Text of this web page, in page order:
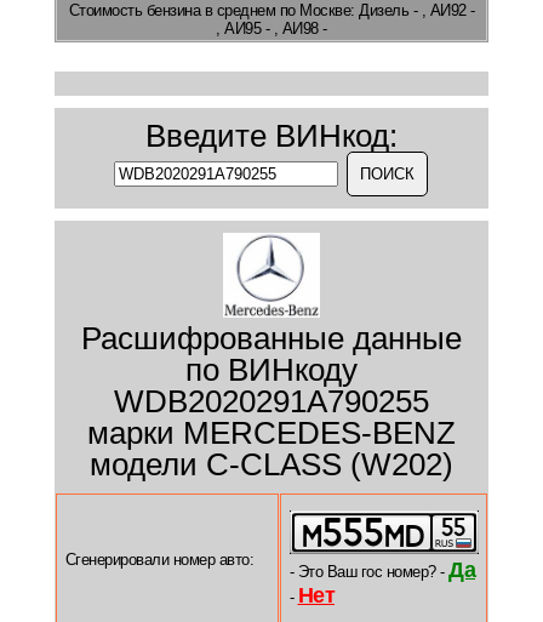
Стоимость бензинав среднем по Москве: Дизель - , АИ92 -
, АИ95 - , АИ98 -
Введите ВИНкод:
Расшифрованные данные
по ВИНкоду
WDB2020291A790255
марки MERCEDES-BENZ
модели C-CLASS (W202)
Сгенерировали номер авто:
- Это Ваш гос номер? - Да
- Нет